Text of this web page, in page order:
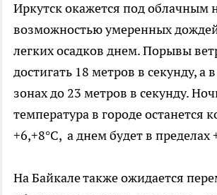
Иркутск окажется под облачным
возможностью умеренных
легких осадков днем. Порывы
достигать 18 метров в секунду, а
зонах до 23 метров в секунду.
температура в городе останется
+6,+8°C, а днем будет в пределах
На Байкале также ожидается